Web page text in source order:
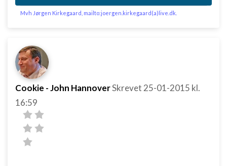
Mvh Jørgen Kirkegaard, mailto:joergen.kirkegaard(a)live.dk.
Cookie - John HannoverSkrevet 25-01-2015 kl.
16:59